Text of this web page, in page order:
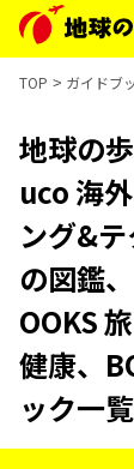
TOP ガイドブ
地球の
uco 海
ング&
の図鑑
OOKS
健康、
ック一覧